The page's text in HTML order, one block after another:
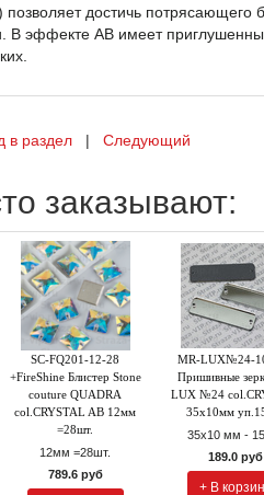
достичь потрясающего
В эффекте AB имеет
в раздел| Следующий
заказывают:
SC-FQ201-12-28
+FireShine Блистер Stone
couture QUADRA
col.CRYSTAL AB 12мм
=28шт.
12мм =28шт.
789.6 руб
MR-LUX№24-
Пришивные
LUX №24
35х10мм
35х10 мм -
189.0 руб
+ В